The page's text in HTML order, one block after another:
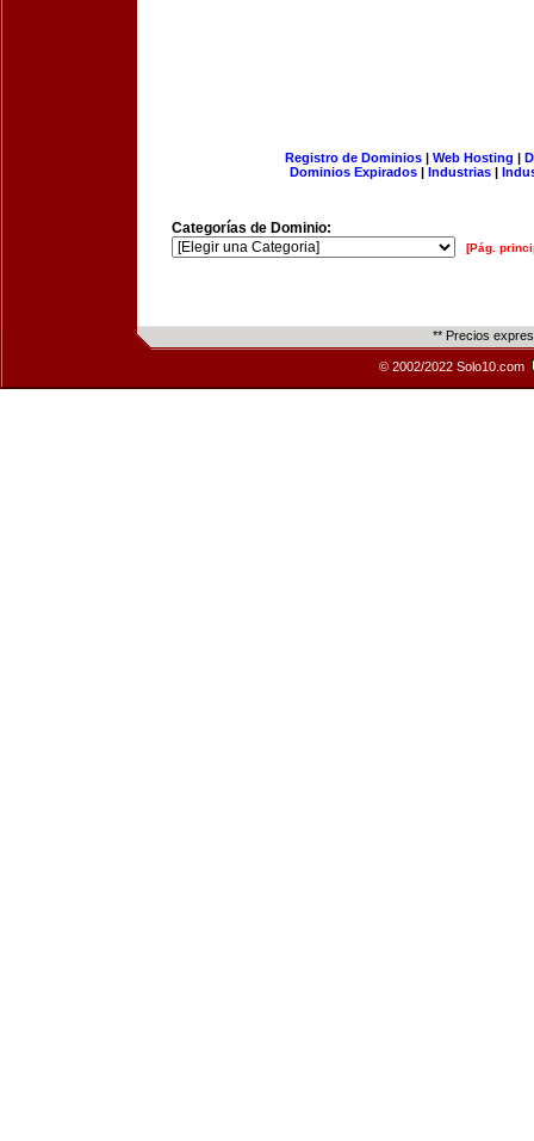
Registro de Dominios| Web Hosting |
Dominios Expirados | Industrias |
Categorías de Dominio:
[Pág.
** Precios
© 2002/2022 Solo10.com